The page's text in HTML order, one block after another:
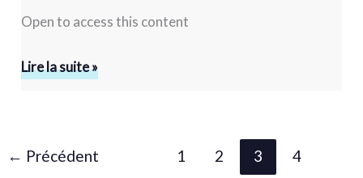
Open to access this content
signal
Lire la suite »
← Précédent 1 2 3
4